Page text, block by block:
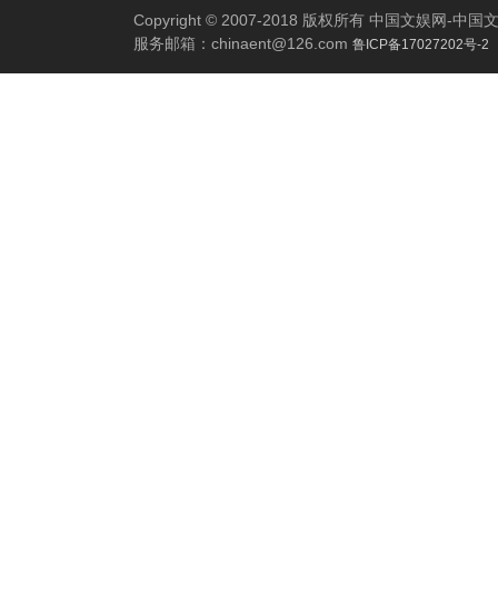
Copyright © 2007-2018 版权所有 中国文娱网-中国
服务邮箱： chinaent@126.com 鲁ICP备17027202号-2